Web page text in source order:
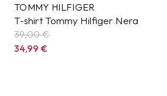
TOMMY HILFIGER
T-shirt Tommy Hilfiger Nera
39,00 €
34,99€